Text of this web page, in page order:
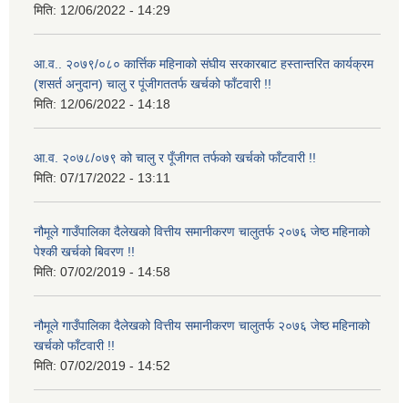
मिति: 12/06/2022 - 14:29
आ.व.. २०७९/०८० कार्त्तिक महिनाको संघीय सरकारबाट हस्तान्तरित कार्यक्रम
(शसर्त अनुदान) चालु र पूंजीगततर्फ खर्चको फाँटवारी !!
मिति: 12/06/2022 - 14:18
आ.व. २०७८/०७९ को चालु र पूँजीगत तर्फको खर्चको फाँटवारी !!
मिति: 07/17/2022 - 13:11
नौमूले गाउँपालिका दैलेखको वित्तीय समानीकरण चालुतर्फ २०७६ जेष्ठ महिनाको
पेश्की खर्चको बिवरण !!
मिति: 07/02/2019 - 14:58
नौमूले गाउँपालिका दैलेखको वित्तीय समानीकरण चालुतर्फ २०७६ जेष्ठ महिनाको
खर्चको फाँटवारी !!
मिति: 07/02/2019 - 14:52